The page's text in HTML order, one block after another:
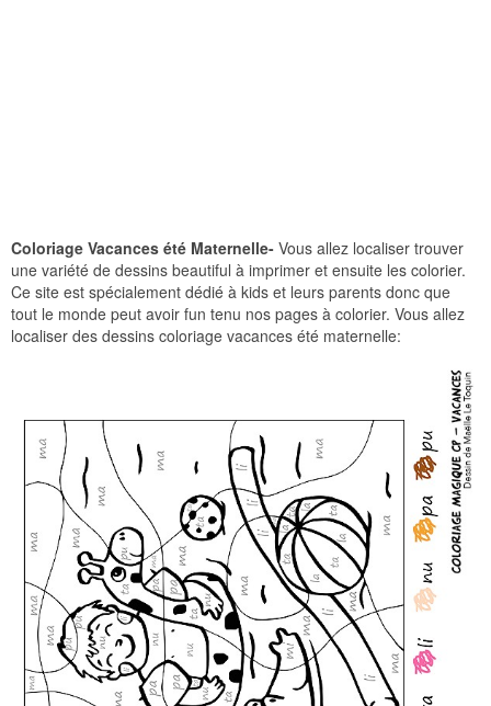
Coloriage Vacances été Maternelle- Vous allez localiser trouver
une variété de dessins beautiful à imprimer et ensuite les colorier.
Ce site est spécialement dédié à kids et leurs parents donc que
tout le monde peut avoir fun tenu nos pages à colorier. Vous allez
localiser des dessins coloriage vacances été maternelle: